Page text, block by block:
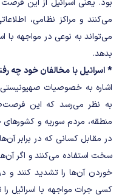
بود. یعنی اسرائیل از این
می‌کنند و مراکز نظامی،
می‌تواند به نوعی در مواجهه با
بدهد.
* اسرائیل با مخالفان خود چه
اشاره به خصوصیات
به نظر می‌رسد که این
منطقه، مردم سوریه و کشورهای
در مقابل کسانی که در برابر
سخت استفاده می‌کنند و اگر
خوردن آن‌ها را تشدید کنند و
کسی جرات مواجهه با اسرائیل را